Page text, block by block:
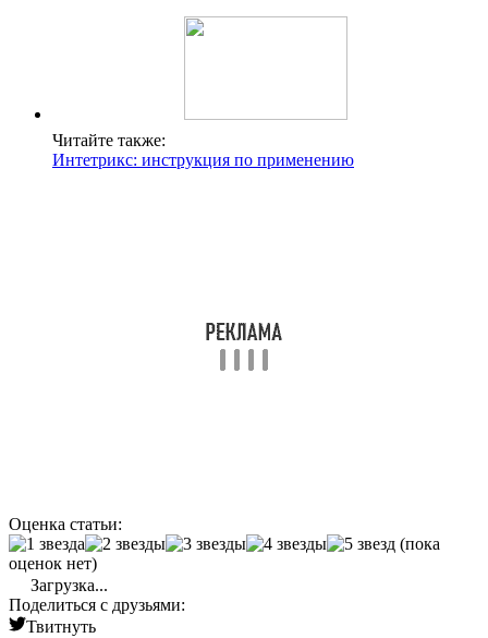
Читайте также:
Интетрикс: инструкция по применению
Оценка статьи:
(пока
оценок нет)
Загрузка...
Поделиться с друзьями:
Твитнуть